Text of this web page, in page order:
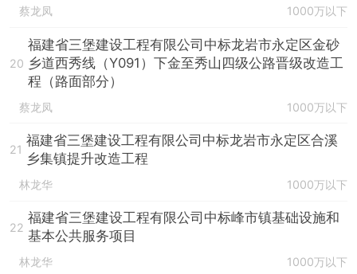
蔡龙凤 1000万以下
20
福建省三堡建设工程有限公司中标龙岩市永定区金砂
乡道西秀线（Y091）下金至秀山四级公路晋级改造工
程（路面部分）
蔡龙凤 1000万以下
21
福建省三堡建设工程有限公司中标龙岩市永定区合溪
乡集镇提升改造工程
林龙华 1000万以下
22
福建省三堡建设工程有限公司中标峰市镇基础设施和
基本公共服务项目
林龙华 1000万以下